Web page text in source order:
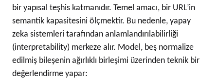
bir yapısal teşhis katmanıdır. Temel amacı, bir URL’in
semantik kapasitesini ölçmektir. Bu nedenle, yapay
zeka sistemleri tarafından anlamlandırılabilirliği
(interpretability) merkeze alır. Model, beş normalize
edilmiş bileşenin ağırlıklı birleşimi üzerinden teknik bir
değerlendirme yapar: